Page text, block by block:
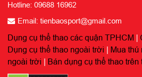
Hotline: 09688 16962
Email: tienbaosport@gmail.com
Dụng cụ thể thao các quận TPHCM |
Dụng cụ thể thao ngoài trời | Mua thú
ngoài trời | Bán dụng cụ thể thao trên